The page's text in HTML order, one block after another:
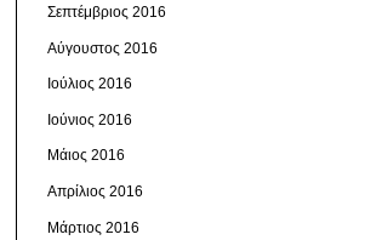
Σεπτέμβριος 2016
Αύγουστος 2016
Ιούλιος 2016
Ιούνιος 2016
Μάιος 2016
Απρίλιος 2016
Μάρτιος 2016